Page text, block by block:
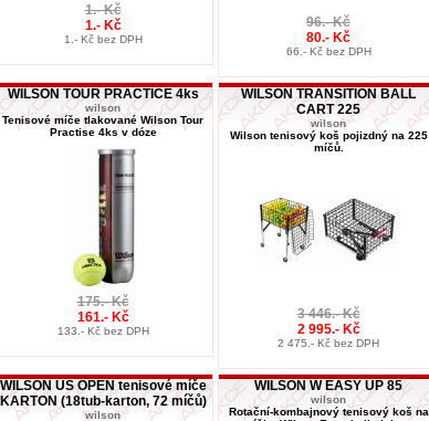
1.- Kč
1.- Kč
1.- Kč bez DPH
96.- Kč
80.- Kč
66.- Kč bez DPH
WILSON TOUR PRACTICE 4ks
wilson
Tenisové míče tlakované Wilson Tour
Practise 4ks v dóze
175.- Kč
161.- Kč
133.- Kč bez DPH
WILSON TRANSITION BALL
CART 225
wilson
Wilson tenisový koš pojizdný na 225
míčů.
3 446.- Kč
2 995.- Kč
2 475.- Kč bez DPH
WILSON US OPEN tenisové míče
KARTON (18tub-karton, 72 míčů)
wilson
WILSON W EASY UP 85
wilson
Rotační-kombajnový tenisový koš na